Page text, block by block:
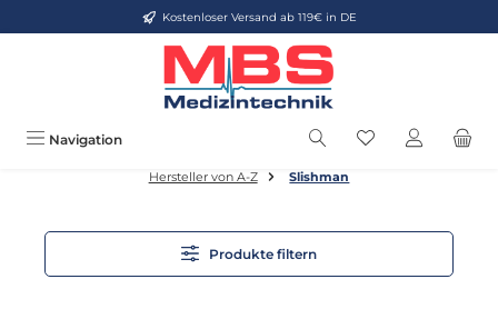
Zum Hauptinhalt springenKostenloser Versand ab 119€ in DE
Navigation Du hast 0
Hersteller von A-Z Slishman
Produkte filtern